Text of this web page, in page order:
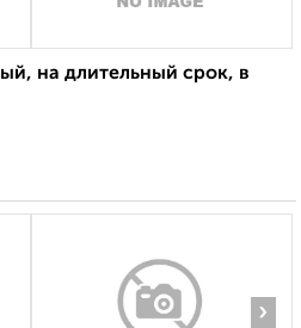
на длительный срок, в
›